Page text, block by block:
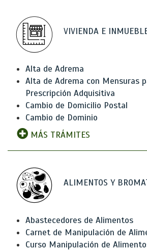
VIVIENDA E
Alta de Adrema
Alta de Adrema con Mensuras
Prescripción Adquisitiva
Cambio de Domicilio Postal
Cambio de Dominio
MÁS TRÁMITES
ALIMENTOS Y
Abastecedores de Alimentos
Carnet de Manipulación de
Curso Manipulación de